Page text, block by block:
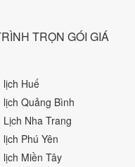
TRỌN GÓI GIÁ
lịch Huế
lịch Quảng Bình
Lịch Nha Trang
lịch Phú Yên
lịch Miền Tây